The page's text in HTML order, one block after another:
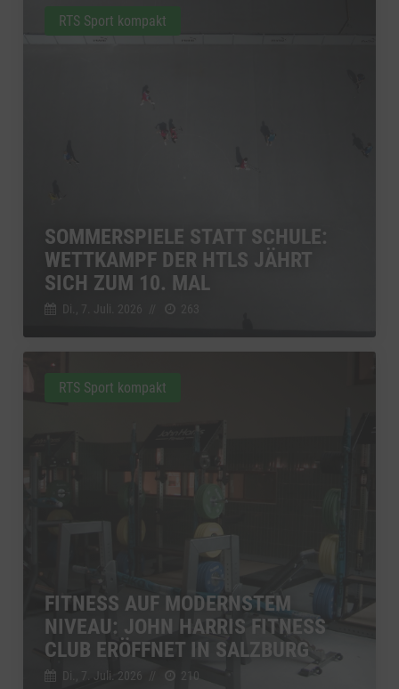
SOMMERSPIELE STATT SCHULE:
WETTKAMPF DER HTLS JÄHRT
SICH ZUM 10. MAL
Di., 7. Juli. 2026
RTS Sport kompakt
FITNESS AUF MODERNSTEM
NIVEAU: JOHN HARRIS FITNESS
CLUB ERÖFFNET IN SALZBURG
Di., 7. Juli. 2026 210
RTS Sport kompakt